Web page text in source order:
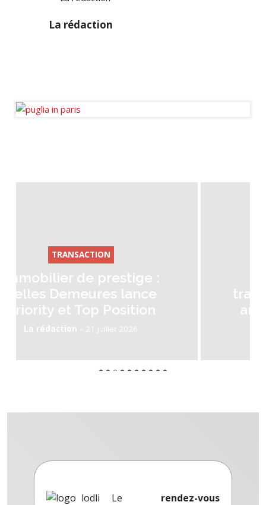
La rédaction
rédaction
RENT accélère sa
transformation avec deux
annonces structurantes
La rédaction-
Le rendez-vous